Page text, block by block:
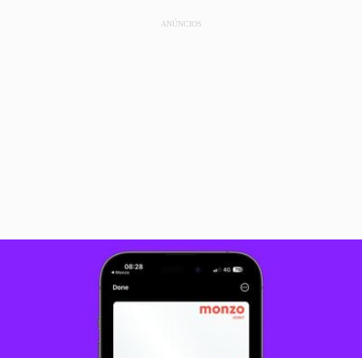
ANÚNCIOS